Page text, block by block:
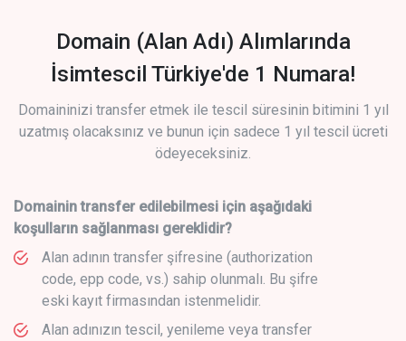
Domain (Alan Adı) Alımlarında
İsimtescil Türkiye'de 1 Numara!
Domaininizi transfer etmek ile tescil süresinin bitimini 1 yıl
uzatmış olacaksınız ve bunun için sadece 1 yıl tescil ücreti
ödeyeceksiniz.
Domainin transfer edilebilmesi için aşağıdaki
koşulların sağlanması gereklidir?
Alan adının transfer şifresine (authorization
code, epp code, vs.) sahip olunmalı. Bu şifre
eski kayıt firmasından istenmelidir.
Alan adınızın tescil, yenileme veya transfer